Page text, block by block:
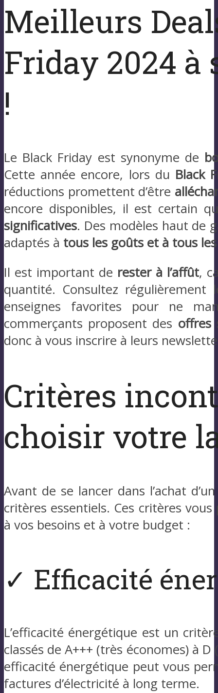
Meilleurs
Friday 2024 à
!
Le Black Friday est synonyme de
Cette année encore, lors du Black
réductions promettent d’être
encore disponibles, il est certain
significatives. Des modèles haut de
adaptés à tous les goûts et à tous
Il est important de rester à l’affût,
quantité. Consultez
enseignes favorites pour ne
commerçants proposent des offres
donc à vous inscrire à leurs
Critères
choisir votre
Avant de se lancer dans l’achat
critères essentiels. Ces critères
à vos besoins et à votre budget :
✓ Efficacité
L’efficacité énergétique est un
classés de A+++ (très économes) à
efficacité énergétique peut vous
factures d’électricité à long terme.